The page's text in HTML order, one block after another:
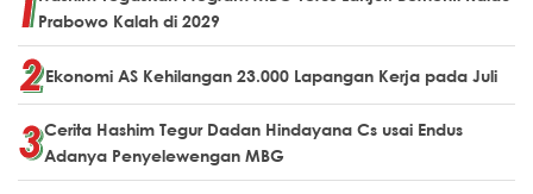
Prabowo Kalah di 2029
Ekonomi AS Kehilangan 23.000 Lapangan Kerja pada Juli
Cerita Hashim Tegur Dadan Hindayana Cs usai Endus
Adanya Penyelewengan MBG